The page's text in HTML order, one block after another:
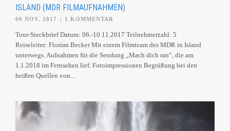
ISLAND (MDR FILMAUFNAHMEN)
06 NOV. 2017 | 1 KOMMENTAR
Tour-Steckbrief Datum: 06.-10.11.2017 Teilnehmerzahl: 5
Reiseleiter: Florian Becker Mit einem Filmteam des MDR in Island
unterwegs. Aufnahmen für die Sendung „Mach dich ran“, die am
1.1.2018 im Fernsehen lief. Fotoimpressionen Begrüßung bei den
heißen Quellen von...